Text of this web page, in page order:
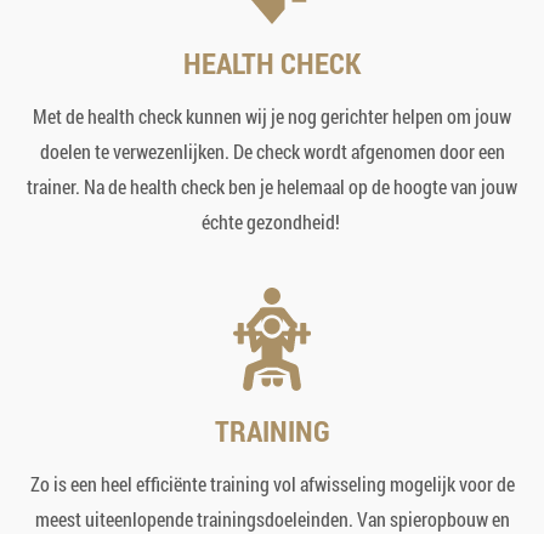
HEALTH CHECK
Met de health check kunnen wij je nog gerichter helpen om jouw
doelen te verwezenlijken. De check wordt afgenomen door een
trainer. Na de health check ben je helemaal op de hoogte van jouw
échte gezondheid!
TRAINING
Zo is een heel efficiënte training vol afwisseling mogelijk voor de
meest uiteenlopende trainingsdoeleinden. Van spieropbouw en